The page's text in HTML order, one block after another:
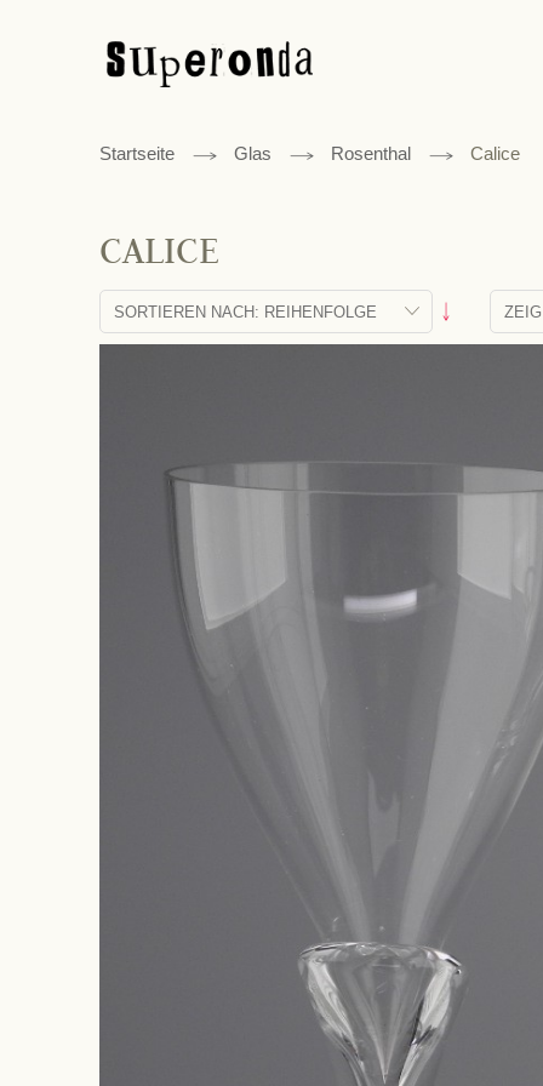
Startseite Glas Rosenthal Calice
CALICE
Absteigend
sortieren